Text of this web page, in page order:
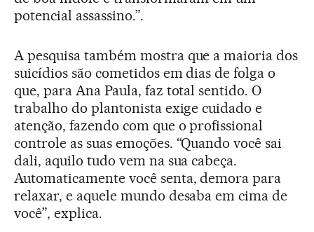
potencial assassino.”.
A pesquisa também mostra que a maioria dos
suicídios são cometidos em dias de folga o
que, para Ana Paula, faz total sentido. O
trabalho do plantonista exige cuidado e
atenção, fazendo com que o profissional
controle as suas emoções. “Quando você sai
dali, aquilo tudo vem na sua cabeça.
Automaticamente você senta, demora para
relaxar, e aquele mundo desaba em cima de
você”, explica.